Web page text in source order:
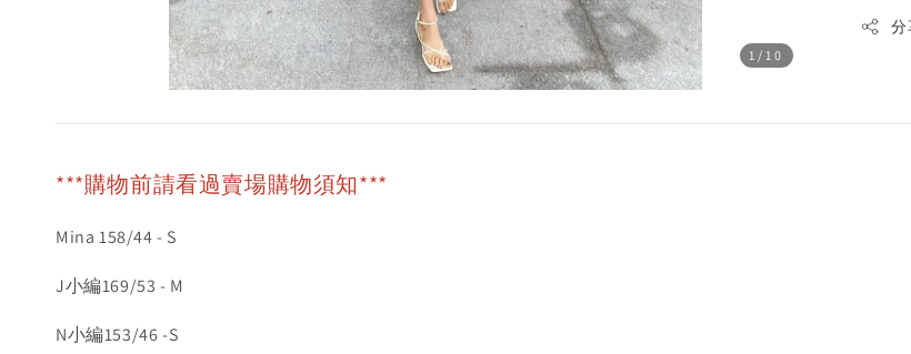
1 /10
分
***購物前請看過賣場購物須知***
Mina 158/44 - S
J小編169/53 - M
N小編153/46 -S